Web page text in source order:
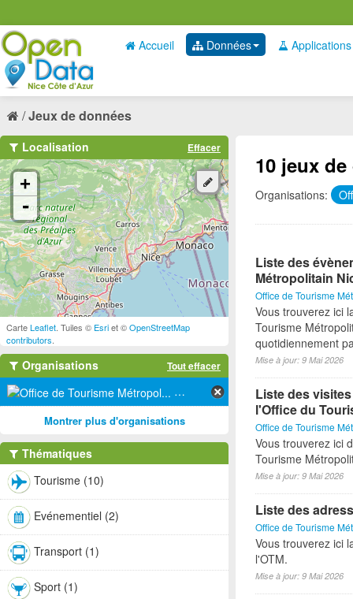
Accueil Données Applications
Jeux de données
10 jeux
Organisations:
Liste des
Métropolitain
Office de Tourisme
Vous trouverez ici
Tourisme
quotidiennement
Mise à jour: 9 Mai 2026
Liste des
l'Office du
Office de Tourisme
Vous trouverez ici
Tourisme
Mise à jour: 9 Mai 2026
Liste des
Office de Tourisme
Vous trouverez ici
l'OTM.
Mise à jour: 9 Mai 2026
Localisation Effacer
+
-
CarteLeaflet . Tuiles © Esriet ©OpenStreetMap
contributors
Organisations Tout effacer
Office de Tourisme Métropol... (10)
Montrer plus d'organisations
Thématiques
Tourisme (10)
Evénementiel (2)
Transport (1)
Sport (1)